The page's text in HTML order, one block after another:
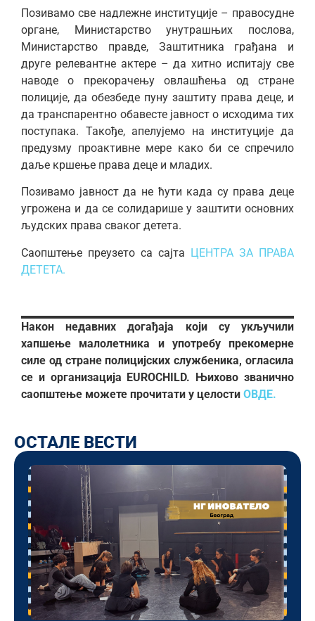
Позивамо све надлежне институције – правосудне
органе, Министарство унутрашњих послова,
Министарство правде, Заштитника грађана и
друге релевантне актере – да хитно испитају све
наводе о прекорачењу овлашћења од стране
полиције, да обезбеде пуну заштиту права деце, и
да транспарентно обавесте јавност о исходима тих
поступака. Такође, апелујемо на институције да
предузму проактивне мере како би се спречило
даље кршење права деце и младих.
Позивамо јавност да не ћути када су права деце
угрожена и да се солидарише у заштити основних
људских права сваког детета.
Саопштење преузето са сајта ЦЕНТРА ЗА ПРАВА
ДЕТЕТА.
Након недавних догађаја који су укључили
хапшење малолетника и употребу прекомерне
силе од стране полицијских службеника, огласила
се и организација EUROCHILD. Њихово званично
саопштење можете прочитати у целости ОВДЕ.
ОСТАЛЕ ВЕСТИ